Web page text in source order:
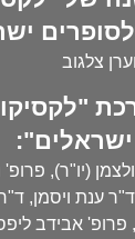
צלגוב
(יו"ר),
ד"ר ענת ויסמן,
פרופ' אבידב